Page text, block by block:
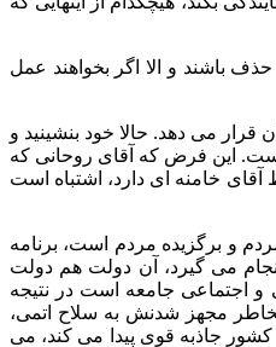
باشند و الا اگر بخواهند عمل
قرار می دهد. حالا خود بنشینید و
. این فرض که آقای روحانی که
خامنه ای دارد، اشتباه است
و برگزیده مردم است، برنامه
می گیرد، آن دولت هم دولت
اجتماعی جامعه است در نتیجه
مجهز شدنش به سلاح اتمی،
جاذبه قوی پیدا می کند، می